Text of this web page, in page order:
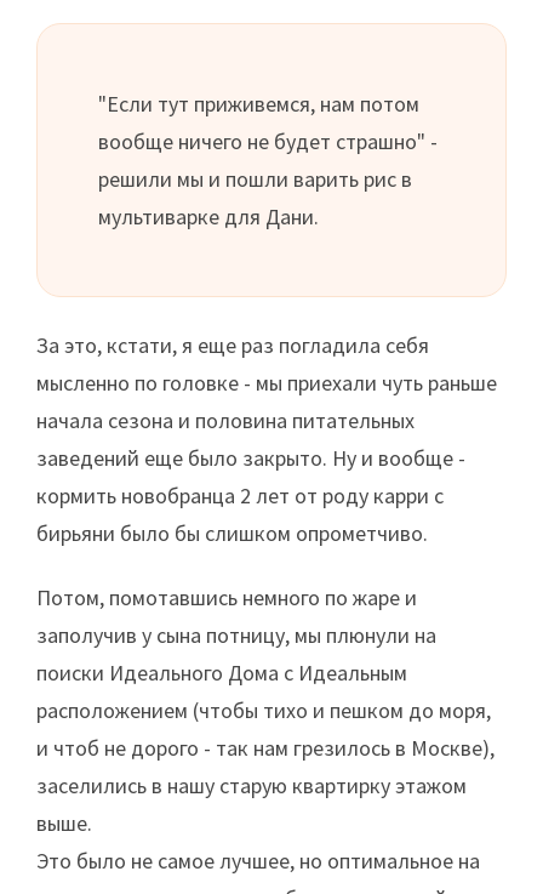
"Если тут приживемся, нам потом
вообще ничего не будет страшно" -
решили мы и пошли варить рис в
мультиварке для Дани.
За это, кстати, я еще раз погладила себя
мысленно по головке - мы приехали чуть раньше
начала сезона и половина питательных
заведений еще было закрыто. Ну и вообще -
кормить новобранца 2 лет от роду карри с
бирьяни было бы слишком опрометчиво.
Потом, помотавшись немного по жаре и
заполучив у сына потницу, мы плюнули на
поиски Идеального Дома с Идеальным
расположением (чтобы тихо и пешком до моря,
и чтоб не дорого - так нам грезилось в Москве),
заселились в нашу старую квартирку этажом
выше.
Это было не самое лучшее, но оптимальное на